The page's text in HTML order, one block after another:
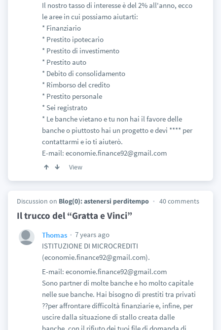
Il nostro tasso di interesse è del 2% all'anno, ecco
le aree in cui possiamo aiutarti:
* Finanziario
* Prestito ipotecario
* Prestito di investimento
* Prestito auto
* Debito di consolidamento
* Rimborso del credito
* Prestito personale
* Sei registrato
* Le banche vietano e tu non hai il favore delle
banche o piuttosto hai un progetto e devi **** per
contattarmi e io ti aiuterò.
E-mail: economie.finance92@gmail.com
View
Discussion on Blog(0): astenersi perditempo 40 comments
Il trucco del “Gratta e Vinci”
Thomas
7 years ago
ISTITUZIONE DI MICROCREDITI
(economie.finance92@gmail.com).
E-mail: economie.finance92@gmail.com
Sono partner di molte banche e ho molto capitale
nelle sue banche. Hai bisogno di prestiti tra privati
??per affrontare difficoltà finanziarie e, infine, per
uscire dalla situazione di stallo creata dalle